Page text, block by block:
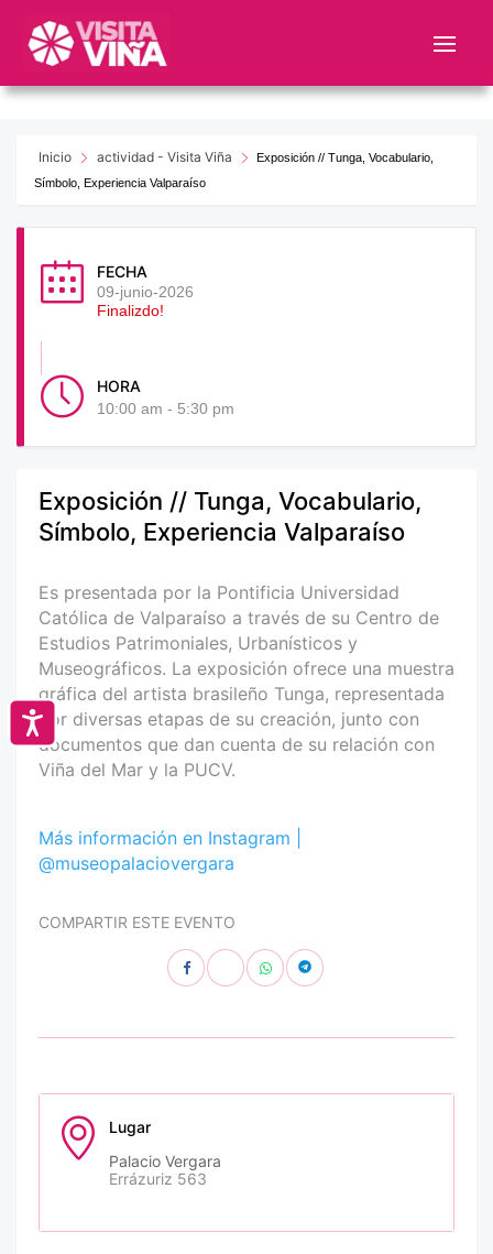
este
web
sistema
Accesibilidad
Inicio actividad - Visita Viña
Exposición // Tunga, Vocabulario,
Símbolo, Experiencia Valparaíso
FECHA
09-junio-2026
Finalizdo!
HORA
10:00 am - 5:30 pm
Exposición // Tunga, Vocabulario,
Símbolo, Experiencia Valparaíso
Es presentada por la Pontificia Universidad
Católica de Valparaíso a través de su Centro de
Estudios Patrimoniales, Urbanísticos y
Museográficos. La exposición ofrece una muestra
gráfica del artista brasileño Tunga, representada
por diversas etapas de su creación, junto con
documentos que dan cuenta de su relación con
Viña del Mar y la PUCV.
Más información en Instagram |
@museopalaciovergara
COMPARTIR ESTE EVENTO
Lugar
Palacio Vergara
Errázuriz 563